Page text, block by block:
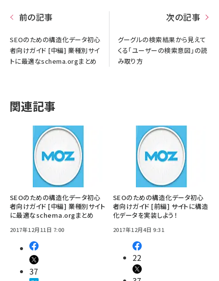
前の記事
SEOのための構造化データ初心
者向けガイド [中編] ――業種別サイ
トに最適なschema.orgまとめ
次の記事
グーグルの検索結果から見えて
くる「ユーザーの検索意図」の読
み取り方
関連記事
SEOのための構造化データ初心
者向けガイド [中編] ――業種別サイト
に最適なschema.orgまとめ
2017年12月11日 7:00
37
SEOのための構造化データ初心
者向けガイド [前編] ――サイトに構造
化データを実装しよう！
2017年12月4日 9:31
22